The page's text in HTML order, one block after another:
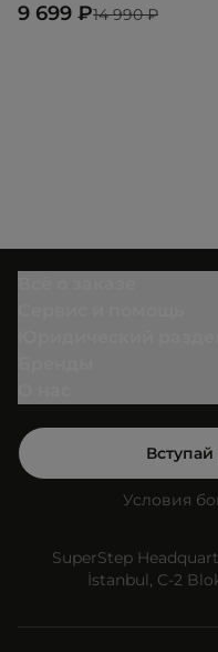
14 990 ₽
9 699 ₽
Вступай
Условия
SuperStep
İstanbul, C-2